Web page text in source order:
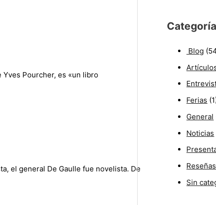
Yves Pourcher, es «un libro
el general De Gaulle fue novelista. De
Blog
Ferias
General
Noticias
Sin